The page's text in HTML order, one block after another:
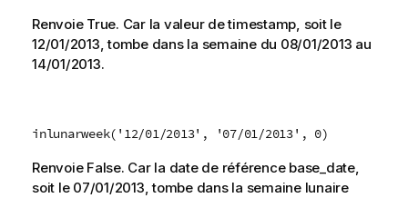
Renvoie True. Car la valeur detimestamp, soit le
12/01/2013, tombe dans la semaine du 08/01/2013 au
14/01/2013.
inlunarweek('12/01/2013', '07/01/2013', 0)
Renvoie False. Car la date de référence base_date,
soit le 07/01/2013, tombe dans la semaine lunaire